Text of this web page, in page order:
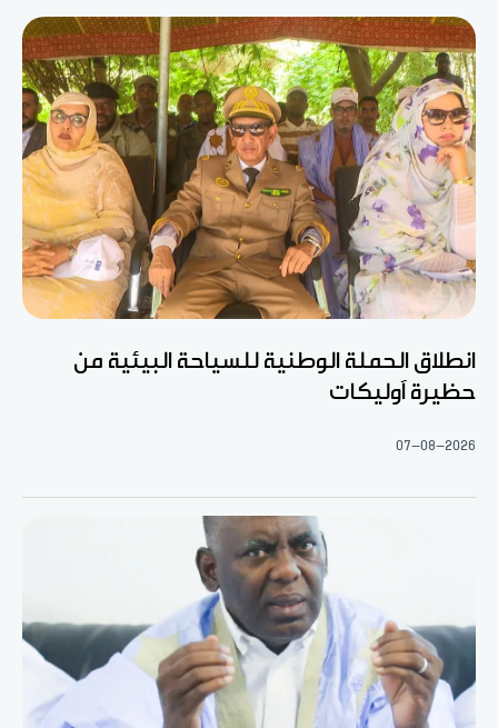
انطلاق الحملة الوطنية للسياحة البيئية من
حظيرة آوليكات
07-08-2026